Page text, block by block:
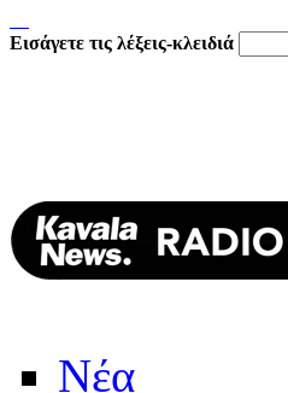
Εισάγετε τις λέξεις-κλειδιά
Νέα